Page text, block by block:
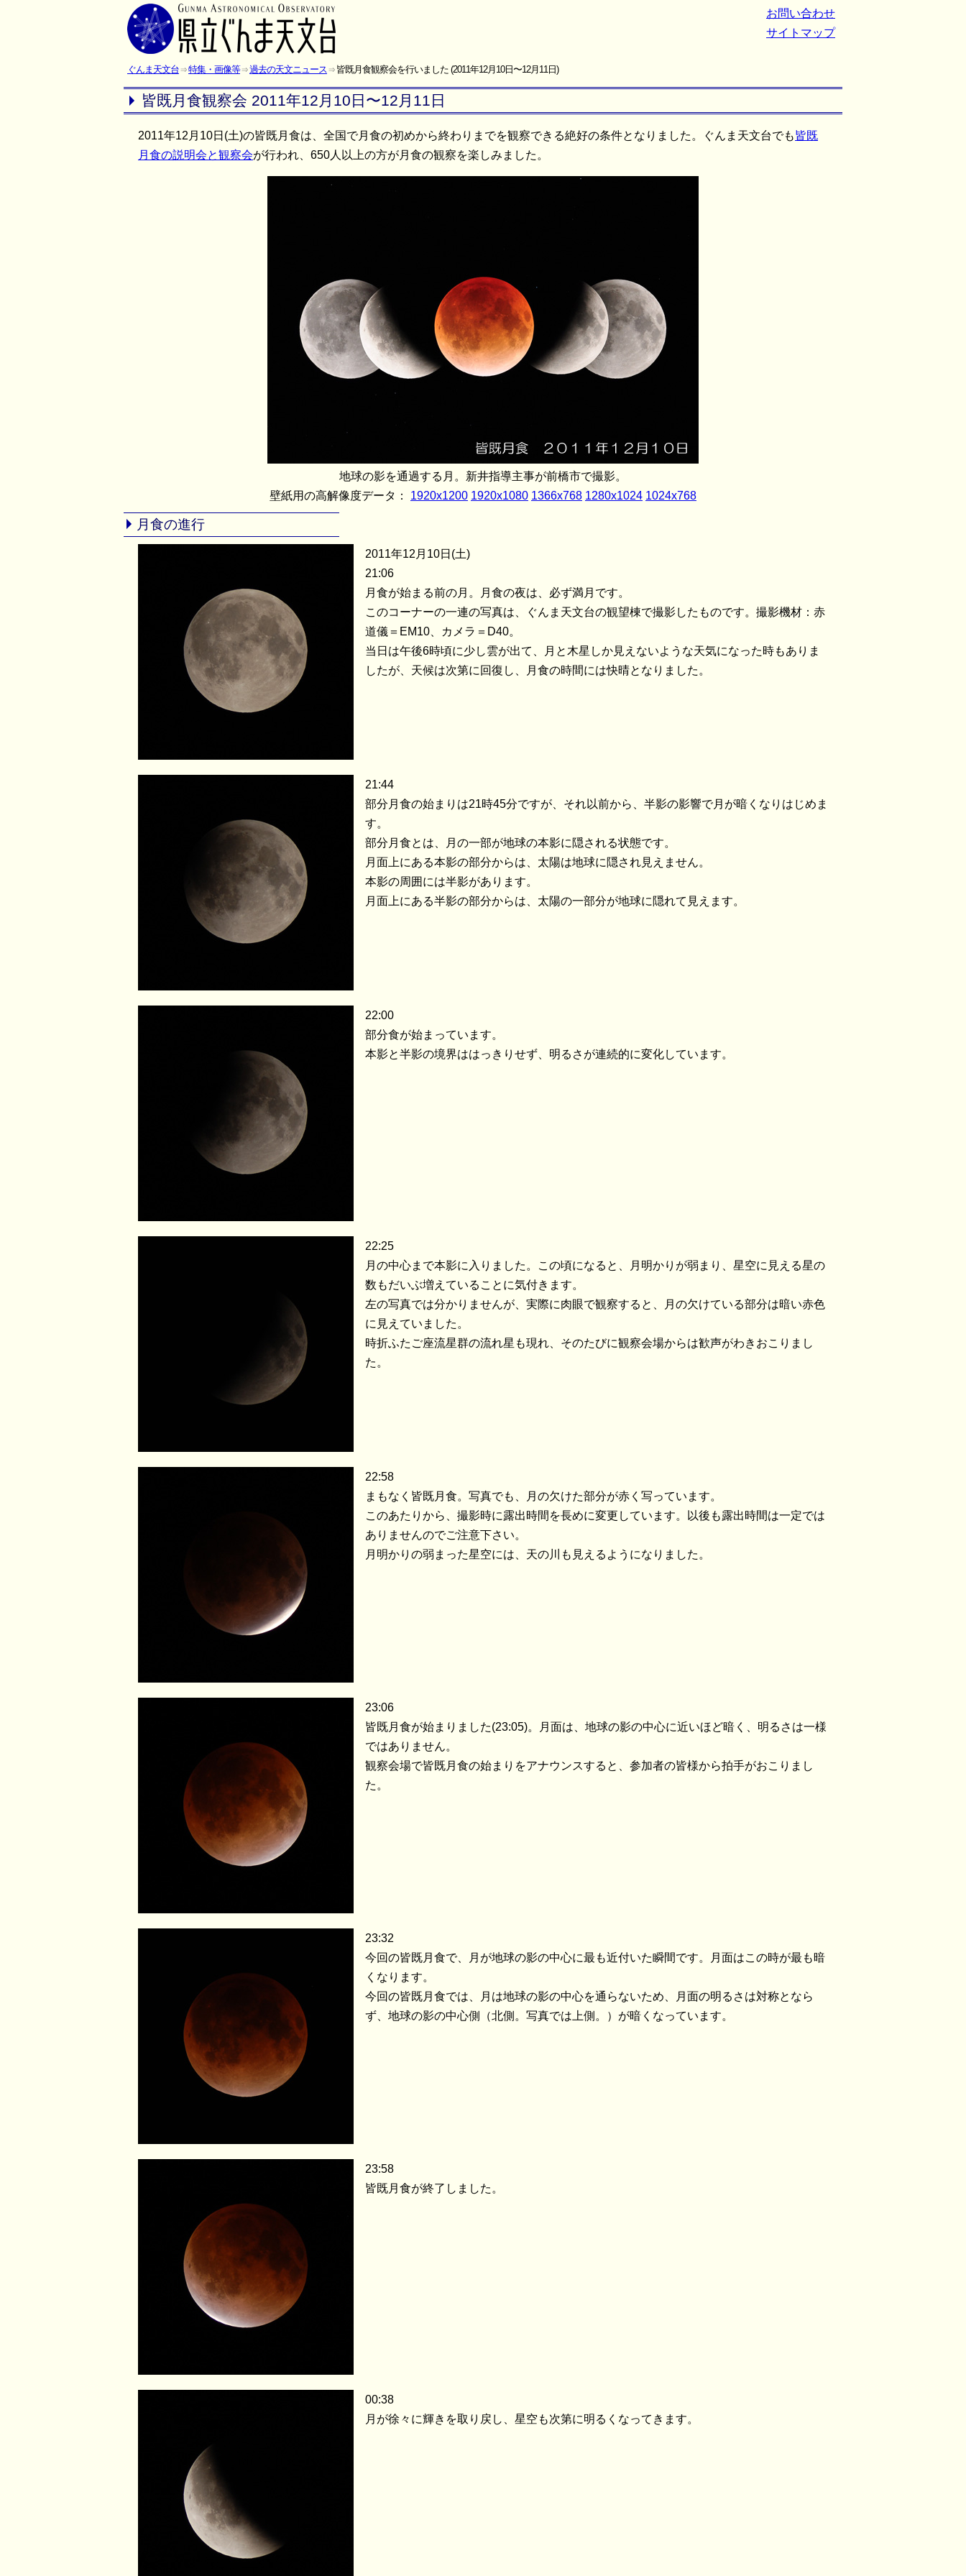
お問い合わせ
サイトマップ
ぐんま天文台 特集・画像等 過去の天文ニュース 皆既月食観察会を行いました (2011年12月10日〜12月11日)
皆既月食観察会 2011年12月10日〜12月11日
2011年12月10日(土)の皆既月食は、全国で月食の初めから終わりまでを観察できる絶好の条件となりました。ぐんま天文台でも皆既
月食の説明会と観察会が行われ、650人以上の方が月食の観察を楽しみました。
地球の影を通過する月。新井指導主事が前橋市で撮影。
壁紙用の高解像度データ： 1920x1200 1920x1080 1366x768 1280x1024 1024x768
月食の進行
2011年12月10日(土)
21:06
月食が始まる前の月。月食の夜は、必ず満月です。
このコーナーの一連の写真は、ぐんま天文台の観望棟で撮影したものです。撮影機材：赤
道儀＝EM10、カメラ＝D40。
当日は午後6時頃に少し雲が出て、月と木星しか見えないような天気になった時もありま
したが、天候は次第に回復し、月食の時間には快晴となりました。
21:44
部分月食の始まりは21時45分ですが、それ以前から、半影の影響で月が暗くなりはじめま
す。
部分月食とは、月の一部が地球の本影に隠される状態です。
月面上にある本影の部分からは、太陽は地球に隠され見えません。
本影の周囲には半影があります。
月面上にある半影の部分からは、太陽の一部分が地球に隠れて見えます。
22:00
部分食が始まっています。
本影と半影の境界ははっきりせず、明るさが連続的に変化しています。
22:25
月の中心まで本影に入りました。この頃になると、月明かりが弱まり、星空に見える星の
数もだいぶ増えていることに気付きます。
左の写真では分かりませんが、実際に肉眼で観察すると、月の欠けている部分は暗い赤色
に見えていました。
時折ふたご座流星群の流れ星も現れ、そのたびに観察会場からは歓声がわきおこりまし
た。
22:58
まもなく皆既月食。写真でも、月の欠けた部分が赤く写っています。
このあたりから、撮影時に露出時間を長めに変更しています。以後も露出時間は一定では
ありませんのでご注意下さい。
月明かりの弱まった星空には、天の川も見えるようになりました。
23:06
皆既月食が始まりました(23:05)。月面は、地球の影の中心に近いほど暗く、明るさは一様
ではありません。
観察会場で皆既月食の始まりをアナウンスすると、参加者の皆様から拍手がおこりまし
た。
23:32
今回の皆既月食で、月が地球の影の中心に最も近付いた瞬間です。月面はこの時が最も暗
くなります。
今回の皆既月食では、月は地球の影の中心を通らないため、月面の明るさは対称となら
ず、地球の影の中心側（北側。写真では上側。）が暗くなっています。
23:58
皆既月食が終了しました。
00:38
月が徐々に輝きを取り戻し、星空も次第に明るくなってきます。